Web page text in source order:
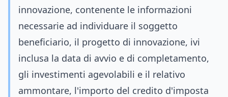
innovazione, contenente le informazioni
necessarie ad individuare il soggetto
beneficiario, il progetto di innovazione, ivi
inclusa la data di avvio e di completamento,
gli investimenti agevolabili e il relativo
ammontare, l'importo del credito d'imposta